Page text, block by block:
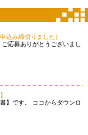
込み締切りました）
応募ありがとうございまし
】です。 ココからダウンロ